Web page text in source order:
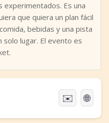
experimentados. Es una
que quiera un plan fácil
bebidas y una pista
solo lugar. El evento es
✉️ 🌐